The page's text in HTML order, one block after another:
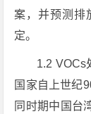
案，并预测排
定。
1.2 VOCs
国家自上世纪
同时期中国台